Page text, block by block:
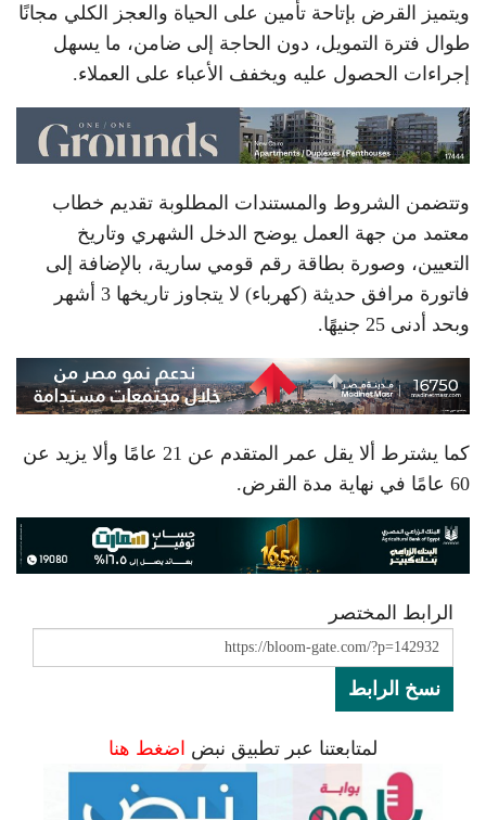
ويتميز القرض بإتاحة تأمين على الحياة والعجز الكلي مجانًا
طوال فترة التمويل، دون الحاجة إلى ضامن، ما يسهل
إجراءات الحصول عليه ويخفف الأعباء على العملاء.
وتتضمن الشروط والمستندات المطلوبة تقديم خطاب
معتمد من جهة العمل يوضح الدخل الشهري وتاريخ
التعيين، وصورة بطاقة رقم قومي سارية، بالإضافة إلى
فاتورة مرافق حديثة (كهرباء) لا يتجاوز تاريخها 3 أشهر
وبحد أدنى 25 جنيهًا.
كما يشترط ألا يقل عمر المتقدم عن 21 عامًا وألا يزيد عن
60 عامًا في نهاية مدة القرض.
الرابط المختصر
نسخ الرابط
لمتابعتنا عبر تطبيق نبض اضغط هنا